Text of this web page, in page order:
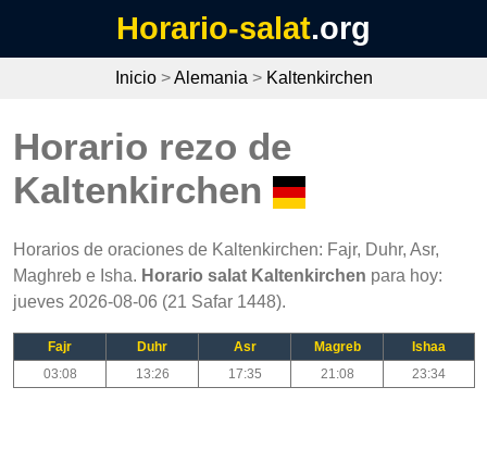
Horario-salat.org
Inicio>Alemania > Kaltenkirchen
Horario rezo de
Kaltenkirchen
Horarios de oraciones de Kaltenkirchen: Fajr, Duhr, Asr,
Maghreb e Isha. Horario salat Kaltenkirchen para hoy:
jueves 2026-08-06 (21 Safar 1448).
Fajr Duhr Asr Magreb
Ishaa
03:08
13:26 17:35 21:08 23:34